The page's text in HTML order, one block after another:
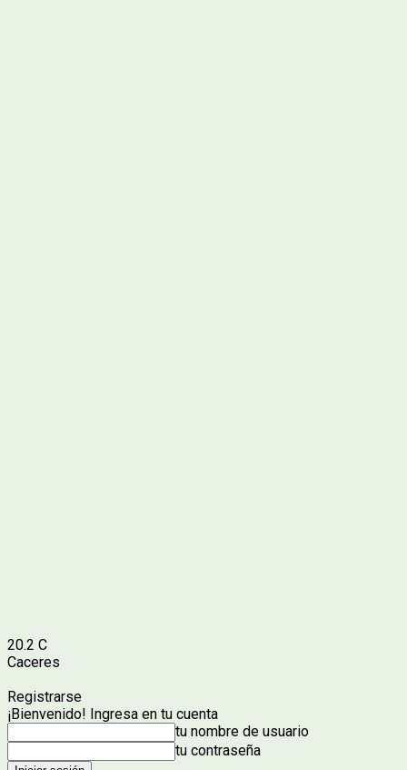
20.2 C
Caceres
Registrarse
¡Bienvenido! Ingresa en tu cuenta
tu nombre de usuario
tu contraseña